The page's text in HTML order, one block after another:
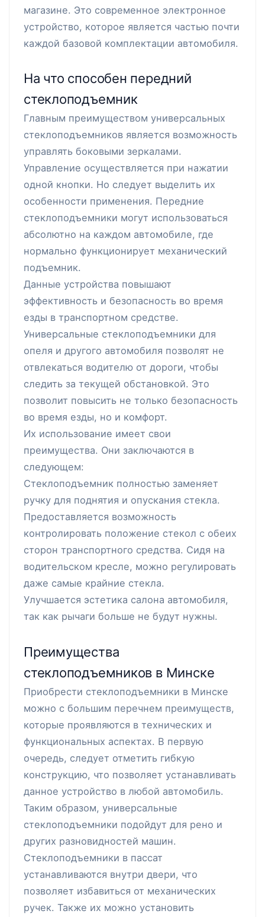
магазине. Это современное электронное
устройство, которое является частью почти
каждой базовой комплектации автомобиля.
На что способен передний
стеклоподъемник
Главным преимуществом универсальных
стеклоподъемников является возможность
управлять боковыми зеркалами.
Управление осуществляется при нажатии
одной кнопки. Но следует выделить их
особенности применения. Передние
стеклоподъемники могут использоваться
абсолютно на каждом автомобиле, где
нормально функционирует механический
подъемник.
Данные устройства повышают
эффективность и безопасность во время
езды в транспортном средстве.
Универсальные стеклоподъемники для
опеля и другого автомобиля позволят не
отвлекаться водителю от дороги, чтобы
следить за текущей обстановкой. Это
позволит повысить не только безопасность
во время езды, но и комфорт.
Их использование имеет свои
преимущества. Они заключаются в
следующем:
Стеклоподъемник полностью заменяет
ручку для поднятия и опускания стекла.
Предоставляется возможность
контролировать положение стекол с обеих
сторон транспортного средства. Сидя на
водительском кресле, можно регулировать
даже самые крайние стекла.
Улучшается эстетика салона автомобиля,
так как рычаги больше не будут нужны.
Преимущества
стеклоподъемников в Минске
Приобрести стеклоподъемники в Минске
можно с большим перечнем преимуществ,
которые проявляются в технических и
функциональных аспектах. В первую
очередь, следует отметить гибкую
конструкцию, что позволяет устанавливать
данное устройство в любой автомобиль.
Таким образом, универсальные
стеклоподъемники подойдут для рено и
других разновидностей машин.
Стеклоподъемники в пассат
устанавливаются внутри двери, что
позволяет избавиться от механических
ручек. Также их можно установить